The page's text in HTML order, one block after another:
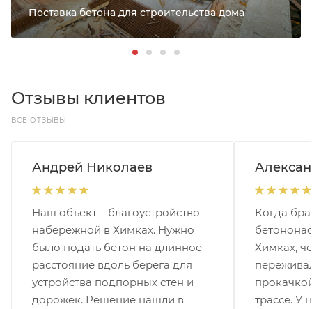
Поставка бетона для строительства дома
Отзывы клиентов
ВСЕ ОТЗЫВЫ
Андрей Николаев
Наш объект – благоустройство
набережной в Химках. Нужно
было подать бетон на длинное
расстояние вдоль берега для
устройства подпорных стен и
дорожек. Решение нашли в
Когда
Химках,
трассе. У